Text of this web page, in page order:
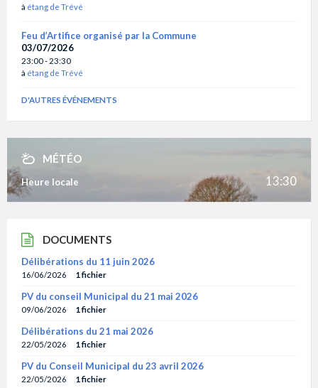
à étang de Trévé
Feu d’Artifice organisé par la Commune
03/07/2026
23:00 - 23:30
à étang de Trévé
D'AUTRES ÉVÉNEMENTS
MÉTÉO
Heure locale 13:30
DOCUMENTS
Délibérations du 11 juin 2026
16/06/2026 1 fichier
PV du conseil Municipal du 21 mai 2026
09/06/2026 1 fichier
Délibérations du 21 mai 2026
22/05/2026 1 fichier
PV du Conseil Municipal du 23 avril 2026
22/05/2026 1 fichier